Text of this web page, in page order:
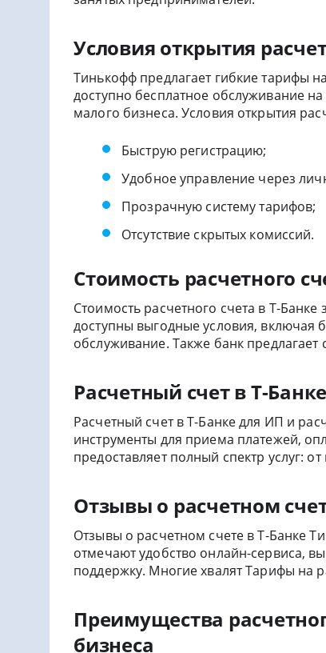
Условия открытия
Тинькофф предлагает гибкие тарифы
доступно бесплатное обслуживание
малого бизнеса. Условия открытия
Быструю регистрацию;
Удобное управление через
Прозрачную систему тарифов;
Отсутствие скрытых комиссий.
Стоимость расчетного
Стоимость расчетного счета в Т-
доступны выгодные условия, включая
обслуживание. Также банк
Расчетный счет в Т-
Расчетный счет в Т-Банке для ИП и
инструменты для приема платежей,
предоставляет полный спектр услуг:
Отзывы о расчетном
Отзывы о расчетном счете в Т-Банке
отмечают удобство онлайн-сервиса,
поддержку. Многие хвалят Тарифы на
Преимущества
бизнеса